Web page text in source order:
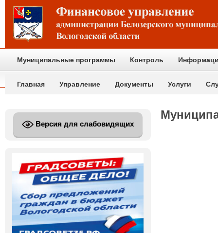
Муниципальные программы Контроль
Главная Управление Документы Услуги
Версия для слабовидящих